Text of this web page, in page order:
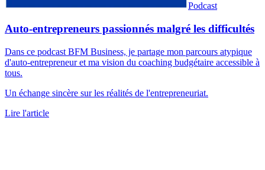
Podcast
Auto-entrepreneurs passionnés malgré les difficultés
Dans ce podcast BFM Business, je partage mon parcours atypique
d'auto-entrepreneur et ma vision du coaching budgétaire accessible à
tous.
Un échange sincère sur les réalités de l'entrepreneuriat.
Lire l'article